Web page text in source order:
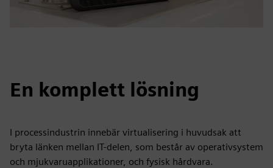
En komplett lösning
I processindustrin innebär virtualisering i huvudsak att
bryta länken mellan IT-delen, som består av operativsystem
och mjukvaruapplikationer, och fysisk hårdvara.